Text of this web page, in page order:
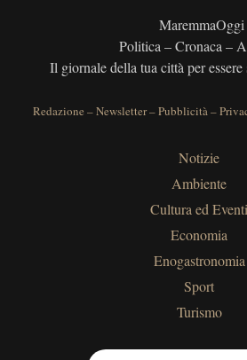
MaremmaOggi
Politica – Cronaca –
Il giornale della tua città per
Redazione –Newsletter–Pubblicità–
Notizie
Ambiente
Cultura ed Eventi
Economia
Enogastronomia
Sport
Turismo